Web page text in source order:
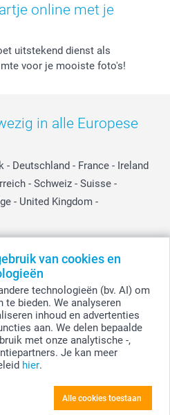
van cookies en
technologieën (bv. AI) om
te bieden. We analyseren
inhoud en advertenties
aan. We delen bepaalde
met onze analytische -,
Je kan meer
hier.
Alle cookies toestaan
online met je
uitstekend dienst als
voor je mooiste foto's!
in alle Europese
- Deutschland - France - Ireland
- Schweiz - Suisse -
- United Kingdom -
voorbehouden.Disclaimer
BTW en exclusief verzendkosten.